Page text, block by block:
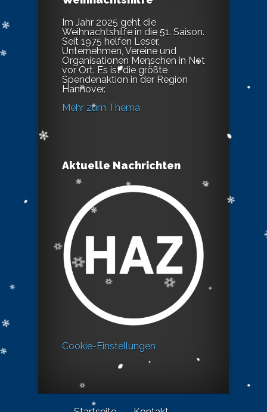
Im Jahr 2025 geht die
Weihnachtshilfe in die 51. Saison.
Seit 1975 helfen Leser,
Unternehmen, Vereine und
Organisationen Menschen in Not
vor Ort. Es ist die größte
Spendenaktion in der Region
Hannover.
Mehr zum Thema
Aktuelle Nachrichten
Cookie-Einstellungen